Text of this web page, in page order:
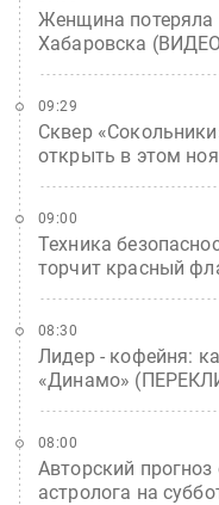
Женщина потеряла
Хабаровска
Сквер
открыть в этом
09:29
Техника
торчит красный
09:00
Лидер - кофейня:
«Динамо»
08:30
Авторский
астролога на
08:00